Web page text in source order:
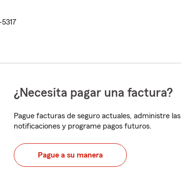
¿Necesita pagar una factura?
Pague facturas de seguro actuales, administre las
notificaciones y programe pagos futuros.
Pague a su manera